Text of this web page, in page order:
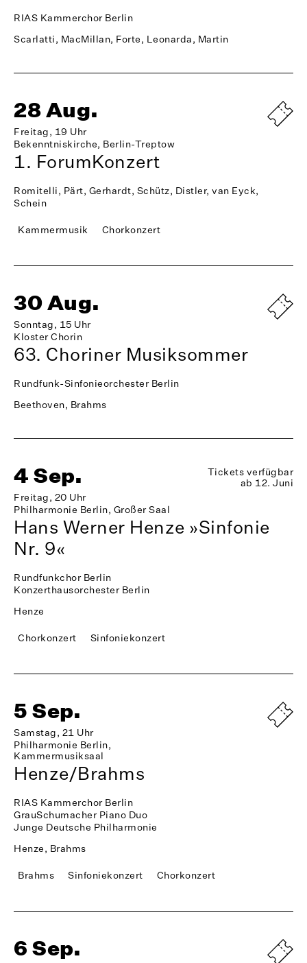
RIAS Kammerchor Berlin
Scarlatti, MacMillan, Forte, Leonarda, Martin
28 Aug.
Freitag, 19 Uhr
Bekenntniskirche, Berlin-Treptow
1. ForumKonzert
Romitelli, Pärt, Gerhardt, Schütz, Distler, van Eyck,
Schein
Kammermusik Chorkonzert
30 Aug.
Sonntag, 15 Uhr
Kloster Chorin
63. Choriner Musiksommer
Rundfunk-Sinfonieorchester Berlin
Beethoven, Brahms
4 Sep.
Freitag, 20 Uhr
Philharmonie Berlin, Großer Saal
Tickets verfügbar
ab 12. Juni
Hans Werner Henze »Sinfonie
Nr. 9«
Rundfunkchor Berlin
Konzerthausorchester Berlin
Henze
Chorkonzert Sinfoniekonzert
5 Sep.
Samstag, 21 Uhr
Philharmonie Berlin,
Kammermusiksaal
Henze/Brahms
RIAS Kammerchor Berlin
GrauSchumacher Piano Duo
Junge Deutsche Philharmonie
Henze, Brahms
Brahms Sinfoniekonzert Chorkonzert
6 Sep.